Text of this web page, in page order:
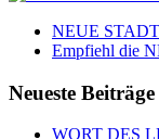
NEUE
Empfiehl die
Neueste Beiträge
WORT DES